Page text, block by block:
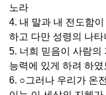
노라
4. 내 말과 내 전도함
하고 다만 성령의 나
5. 너희 믿음이 사람의
능력에 있게 하려 하였
6. ○그러나 우리가 온